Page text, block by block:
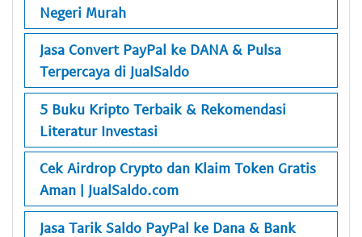
Negeri Murah
Jasa Convert PayPal ke DANA & Pulsa
Terpercaya di JualSaldo
5 Buku Kripto Terbaik & Rekomendasi
Literatur Investasi
Cek Airdrop Crypto dan Klaim Token Gratis
Aman | JualSaldo.com
Jasa Tarik Saldo PayPal ke Dana & Bank